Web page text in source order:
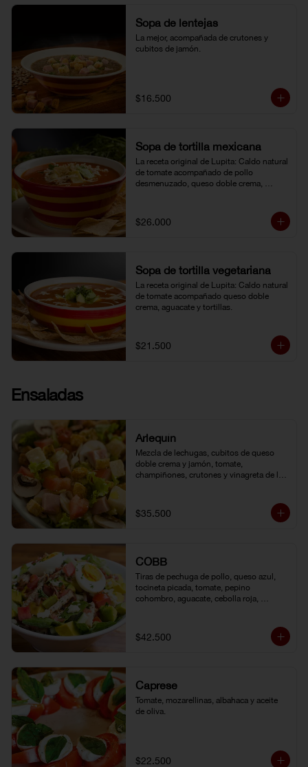
Sopa de lentejas
La mejor, acompañada de crutones y
cubitos de jamón.
$16.500
Sopa de tortilla mexicana
La receta original de Lupita: Caldo natural
de tomate acompañado de pollo
desmenuzado, queso doble crema,
$26.000
Sopa de tortilla vegetariana
La receta original de Lupita: Caldo natural
de tomate acompañado queso doble
crema, aguacate y tortillas.
$21.500
Ensaladas
Arlequín
Mezcla de lechugas, cubitos de queso
doble crema y jamón, tomate,
champiñones, crutones y vinagreta de la
$35.500
COBB
Tiras de pechuga de pollo, queso azul,
tocineta picada, tomate, pepino
cohombro, aguacate, cebolla roja,
$42.500
Caprese
Tomate, mozarellinas, albahaca y aceite
de oliva.
$22.500